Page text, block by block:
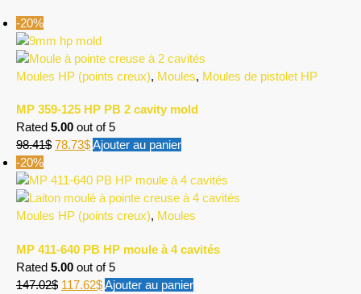
-20%
Moules HP (points creux), Moules, Moules de pistolet HP
MP 359-125 HP PB 2 cavity mold
Rated 5.00 out of 5
98.41$ 78.73$Ajouter au panier
-20%
Moules HP (points creux), Moules
MP 411-640 PB HP moule à 4 cavités
Rated 5.00 out of 5
147.02$ 117.62$Ajouter au panier